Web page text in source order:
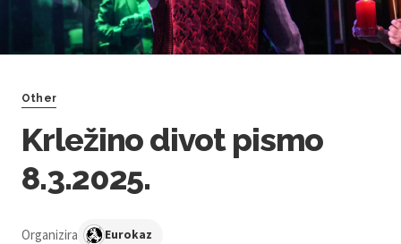
Other
Krležino divot pismo
8.3.2025.
Organizira Eurokaz